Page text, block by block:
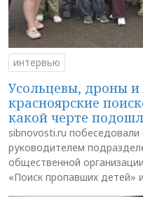
интервью
Усольцевы, дроны
красноярские
какой черте
sibnovosti.ru
руководителем
общественной
«Поиск пропавших детей»